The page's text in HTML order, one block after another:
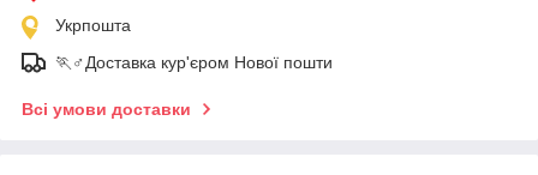
Укрпошта
🏃♂️Доставка кур'єром Нової пошти
Всі умови доставки